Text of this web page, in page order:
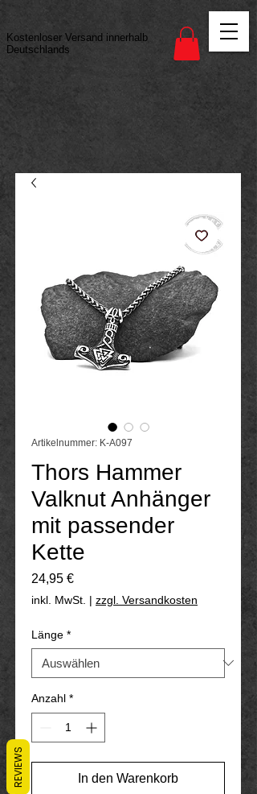
Vertrag widerrufen
Kostenloser Versand innerhalb
Deutschlands
Artikelnummer: K-A097
Thors Hammer
Valknut Anhänger
mit passender
Kette
24,95 €Preis
inkl. MwSt. | zzgl. Versandkosten
Länge *
Anzahl *
In den Warenkorb
REVIEWS